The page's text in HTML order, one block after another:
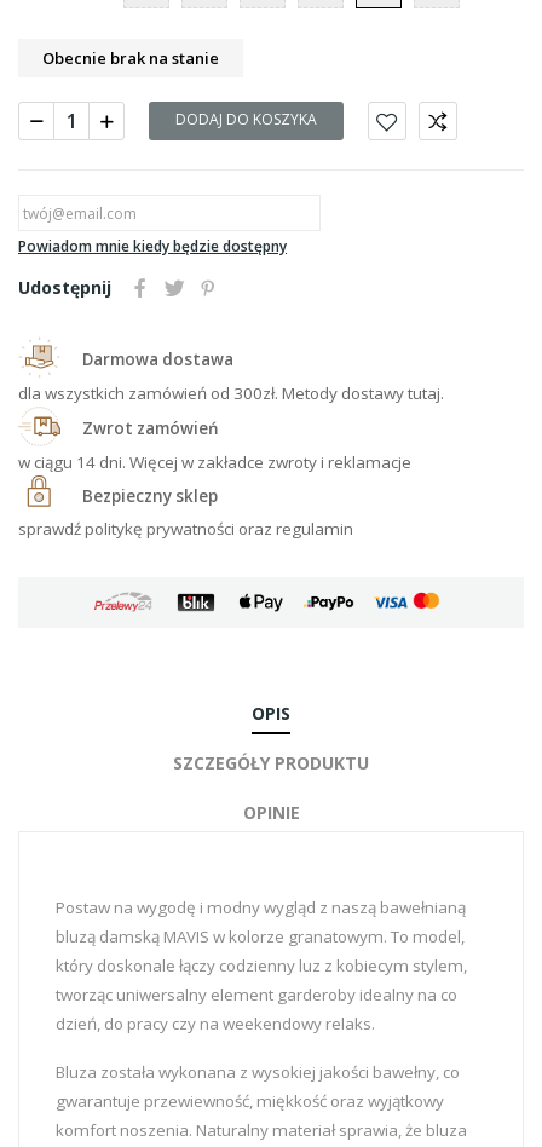
Obecnie brak na stanie
DODAJ DO KOSZYKA
Powiadom mnie kiedy będzie dostępny
Udostępnij
Darmowa dostawa
dla wszystkich zamówień od 300zł. Metody dostawy tutaj.
Zwrot zamówień
w ciągu 14 dni. Więcej w zakładce zwroty i reklamacje
Bezpieczny sklep
sprawdź politykę prywatności oraz regulamin
OPIS
SZCZEGÓŁY PRODUKTU
OPINIE
Postaw na wygodę i modny wygląd z naszą bawełnianą
bluzą damską MAVIS w kolorze granatowym. To model,
który doskonale łączy codzienny luz z kobiecym stylem,
tworząc uniwersalny element garderoby idealny na co
dzień, do pracy czy na weekendowy relaks.
Bluza została wykonana z wysokiej jakości bawełny, co
gwarantuje przewiewność, miękkość oraz wyjątkowy
komfort noszenia. Naturalny materiał sprawia, że bluza